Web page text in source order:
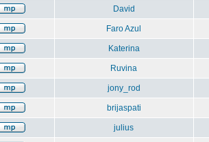
David
Faro Azul
Katerina
Ruvina
jony_rod
brijaspati
julius